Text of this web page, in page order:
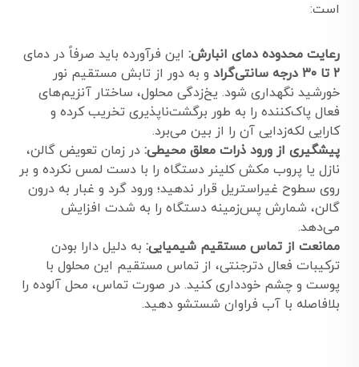
است:
رعایت محدوده دمای انبارش: این فرآورده باید صرفاً در دمای
۲ تا ۳۰ درجه سانتی‌گراد
و به دور از تابش مستقیم نور
خورشید نگهداری شود. یخ‌زدگی محلول، ساختار آنزیم‌های
فعال پاک‌کننده را به طور برگشت‌ناپذیری تخریب کرده و
کارایی لکه‌زدایی آن را از بین می‌برد.
پیشگیری از ورود ذرات معلق محیطی: در زمان تعویض گالن،
نازل یا پروب مکش کلینر دستگاه را با دست لمس نکرده و بر
روی سطوح غیراستریل قرار ندهید؛ ورود گرد و غبار به درون
گالن، شمارش پس‌زمینه دستگاه را به شدت افزایش
می‌دهد.
ممانعت از تماس مستقیم شیمیایی: به دلیل دارا بودن
ترکیبات فعال دترجنتی، از تماس مستقیم این محلول با
پوست و چشم خودداری کنید. در صورت تماس، محل آلوده را
بلافاصله با آب فراوان شستشو دهید.